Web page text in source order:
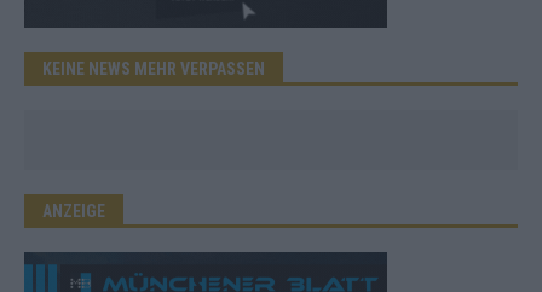
KEINE NEWS MEHR VERPASSEN
ANZEIGE